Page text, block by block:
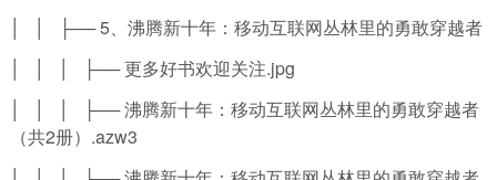
│ │ ├── 5、沸腾新十年：移动互联网丛林里的勇敢穿越者
│ │ │ ├── 更多好书欢迎关注.jpg
│ │ │ ├── 沸腾新十年：移动互联网丛林里的勇敢穿越者
（共2册）.azw3